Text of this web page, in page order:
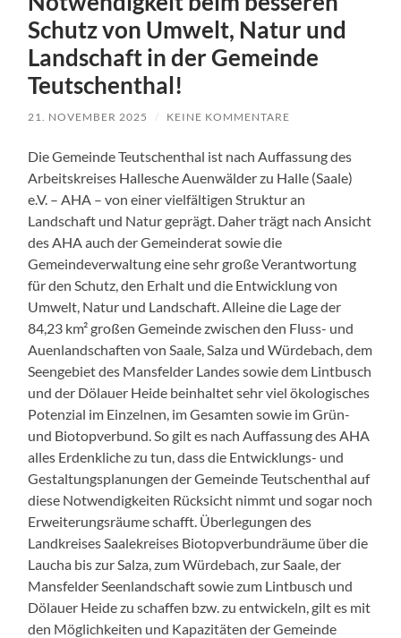
Schutz von Umwelt, Natur und
Landschaft in der Gemeinde
Teutschenthal!
21. NOVEMBER 2025 / KEINE KOMMENTARE
Die Gemeinde Teutschenthal ist nach Auffassung des
Arbeitskreises Hallesche Auenwälder zu Halle (Saale)
e.V. – AHA – von einer vielfältigen Struktur an
Landschaft und Natur geprägt. Daher trägt nach Ansicht
des AHA auch der Gemeinderat sowie die
Gemeindeverwaltung eine sehr große Verantwortung
für den Schutz, den Erhalt und die Entwicklung von
Umwelt, Natur und Landschaft. Alleine die Lage der
84,23 km² großen Gemeinde zwischen den Fluss- und
Auenlandschaften von Saale, Salza und Würdebach, dem
Seengebiet des Mansfelder Landes sowie dem Lintbusch
und der Dölauer Heide beinhaltet sehr viel ökologisches
Potenzial im Einzelnen, im Gesamten sowie im Grün-
und Biotopverbund. So gilt es nach Auffassung des AHA
alles Erdenkliche zu tun, dass die Entwicklungs- und
Gestaltungsplanungen der Gemeinde Teutschenthal auf
diese Notwendigkeiten Rücksicht nimmt und sogar noch
Erweiterungsräume schafft. Überlegungen des
Landkreises Saalekreises Biotopverbundräume über die
Laucha bis zur Salza, zum Würdebach, zur Saale, der
Mansfelder Seenlandschaft sowie zum Lintbusch und
Dölauer Heide zu schaffen bzw. zu entwickeln, gilt es mit
den Möglichkeiten und Kapazitäten der Gemeinde